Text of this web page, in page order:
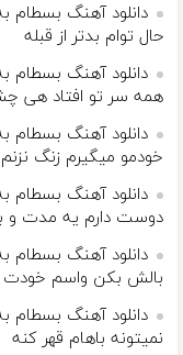
دانلود آهنگ بسطام
حال توام بدتر از قبله
دانلود آهنگ بسطام
همه سر تو افتاد هی
دانلود آهنگ بسطام
خودمو میگیرم زنگ
دانلود آهنگ
دوست دارم یه مدت و
دانلود آهنگ بسطام
بالش بکن واسم خودت
دانلود آهنگ بسطام
نمیتونه باهام قهر کنه